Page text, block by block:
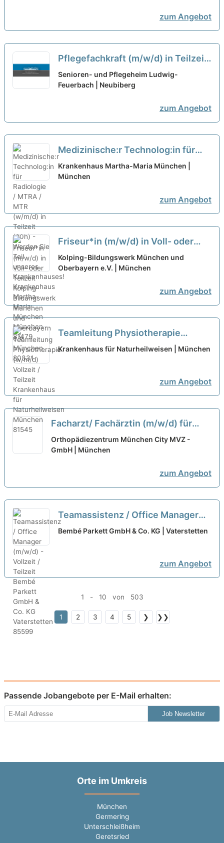
zum Angebot
Pflegefachkraft (m/w/d) in Teilzeit
– Ihr Arbeitsplatz in einer familiären
Arbeitsatmosphäre!
Senioren- und Pflegeheim Ludwig-
Feuerbach | Neubiberg
zum Angebot
Medizinische:r Technolog:in für
Radiologie / MTRA / MTR (w/m/d)
in Teilzeit (20h) - Werden Sie Teil
Krankenhaus Martha-Maria München |
München
zum Angebot
Friseur*in (m/w/d) in Voll- oder
Teilzeit neu
Kolping-Bildungswerk München und
Oberbayern e.V. | München
zum Angebot
Teamleitung Physiotherapie
(w/m/d) Vollzeit / Teilzeit neu
Krankenhaus für Naturheilweisen | München
zum Angebot
Facharzt/ Fachärztin (m/w/d) für
Allgemeinmedizin (in Teilzeit) in der
orthopädischen Praxis in München
Orthopädiezentrum München City MVZ -
GmbH | München
zum Angebot
Teamassistenz / Office Manager
(m/w/d) - Vollzeit / Teilzeit neu
Bembé Parkett GmbH & Co. KG | Vaterstetten
zum Angebot
1 - 10 von 503
1 2 3 4 5 ❯ ❯❯
Passende Jobangebote per E-Mail erhalten:
Job Newsletter
Orte im Umkreis
München
Germering
Unterschleißheim
Geretsried